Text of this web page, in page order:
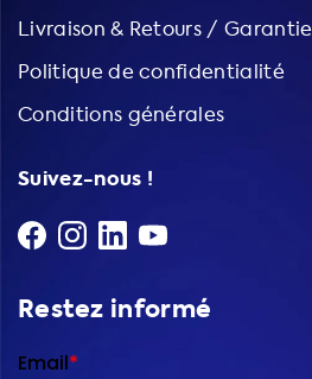
Livraison & Retours / Garantie
Politique de confidentialité
Conditions générales
Suivez-nous !
Restez informé